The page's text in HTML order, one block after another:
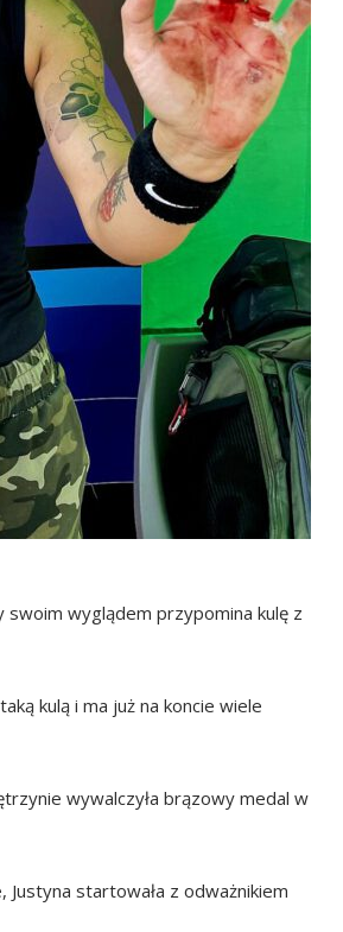
swoim wyglądem przypomina kulę z
kulą i ma już na koncie wiele
wywalczyła brązowy medal w
startowała z odważnikiem